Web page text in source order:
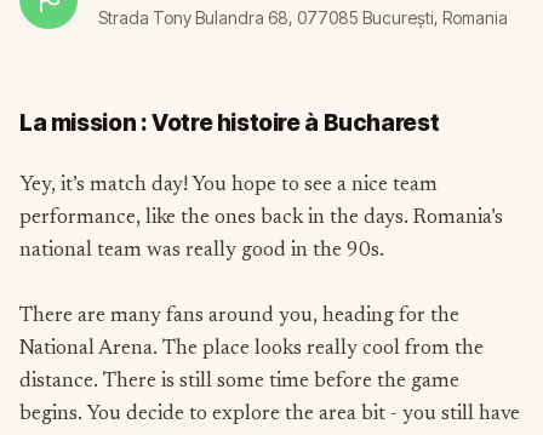
Strada Tony Bulandra 68, 077085 București, Romania
La mission : Votre histoire à Bucharest
Yey, it’s match day! You hope to see a nice team
performance, like the ones back in the days. Romania’s
national team was really good in the 90s.
There are many fans around you, heading for the
National Arena. The place looks really cool from the
distance. There is still some time before the game
begins. You decide to explore the area bit - you still have